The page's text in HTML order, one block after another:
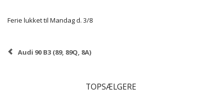
Ferie lukket til Mandag d. 3/8
Audi 90 B3 (89, 89Q, 8A)
TOPSÆLGERE